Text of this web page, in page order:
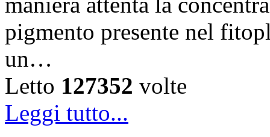
pigmento presente nel
un…
Letto 127352 volte
Leggi tutto...